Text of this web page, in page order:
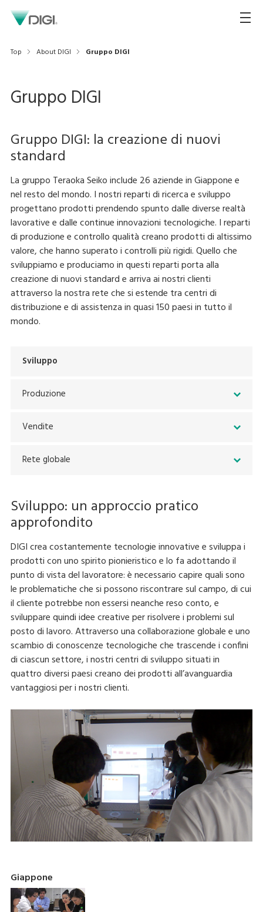
Top About DIGI Gruppo DIGI
Gruppo DIGI
Gruppo DIGI: la creazione di nuovi
standard
La gruppo Teraoka Seiko include 26 aziende in Giappone e
nel resto del mondo. I nostri reparti di ricerca e sviluppo
progettano prodotti prendendo spunto dalle diverse realtà
lavorative e dalle continue innovazioni tecnologiche. I reparti
di produzione e controllo qualità creano prodotti di altissimo
valore, che hanno superato i controlli più rigidi. Quello che
sviluppiamo e produciamo in questi reparti porta alla
creazione di nuovi standard e arriva ai nostri clienti
attraverso la nostra rete che si estende tra centri di
distribuzione e di assistenza in quasi 150 paesi in tutto il
mondo.
Sviluppo
Produzione
Vendite
Rete globale
Sviluppo: un approccio pratico
approfondito
DIGI crea costantemente tecnologie innovative e sviluppa i
prodotti con uno spirito pionieristico e lo fa adottando il
punto di vista del lavoratore: è necessario capire quali sono
le problematiche che si possono riscontrare sul campo, di cui
il cliente potrebbe non essersi neanche reso conto, e
sviluppare quindi idee creative per risolvere i problemi sul
posto di lavoro. Attraverso una collaborazione globale e uno
scambio di conoscenze tecnologiche che trascende i confini
di ciascun settore, i nostri centri di sviluppo situati in
quattro diversi paesi creano dei prodotti all’avanguardia
vantaggiosi per i nostri clienti.
Giappone